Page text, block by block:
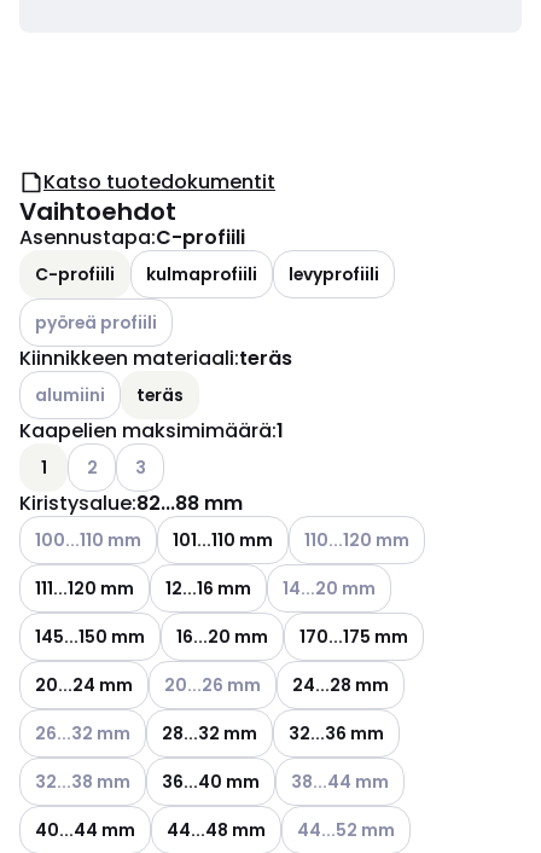
Katso tuotedokumentit
Vaihtoehdot
Asennustapa:C-profiili
C-profiili kulmaprofiili
levyprofiili
Katso käytettävissä olevat vaihtoehdot
pyöreä profiili
Kiinnikkeen materiaali:teräs
Katso käytettävissä olevat vaihtoehdot
alumiini teräs
Kaapelien maksimimäärä:1
1 Katso käytettävissä olevat vaihtoehdot
2 Katso käytettävissä olevat vaihtoehdot
3
Kiristysalue:82...88 mm
Katso käytettävissä olevat vaihtoehdot
100...110 mm 101...110 mm Katso käytettävissä olevat
110...120 mm
111...120 mm
12...16 mm Katso käytettävissä olevat
14...20 mm
145...150 mm
16...20 mm
170...175 mm
20...24 mm
Katso käytettävissä olevat vaihtoehdot
20...26 mm
24...28 mm
Katso käytettävissä olevat vaihtoehdot
26...32 mm 28...32 mm
32...36 mm
Katso käytettävissä olevat vaihtoehdot
32...38 mm 36...40 mm Katso käytettävissä olevat
38...44 mm
40...44 mm
44...48 mm Katso käytettävissä olevat
44...52 mm